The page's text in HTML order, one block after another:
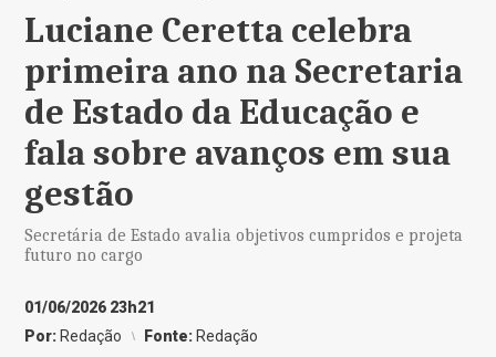
Luciane Ceretta celebra
primeira ano na Secretaria
de Estado da Educação e
fala sobre avanços em sua
gestão
Secretária de Estado avalia objetivos cumpridos e projeta
futuro no cargo
01/06/2026 23h21
Por: Redação Fonte: Redação